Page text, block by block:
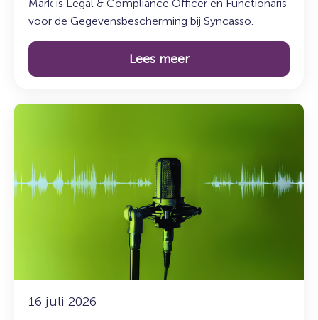
Mark is Legal & Compliance Officer en Functionaris
voor de Gegevensbescherming bij Syncasso.
Lees meer
16 juli 2026
Lees
Syncasso
Podcast
Don
Ceder